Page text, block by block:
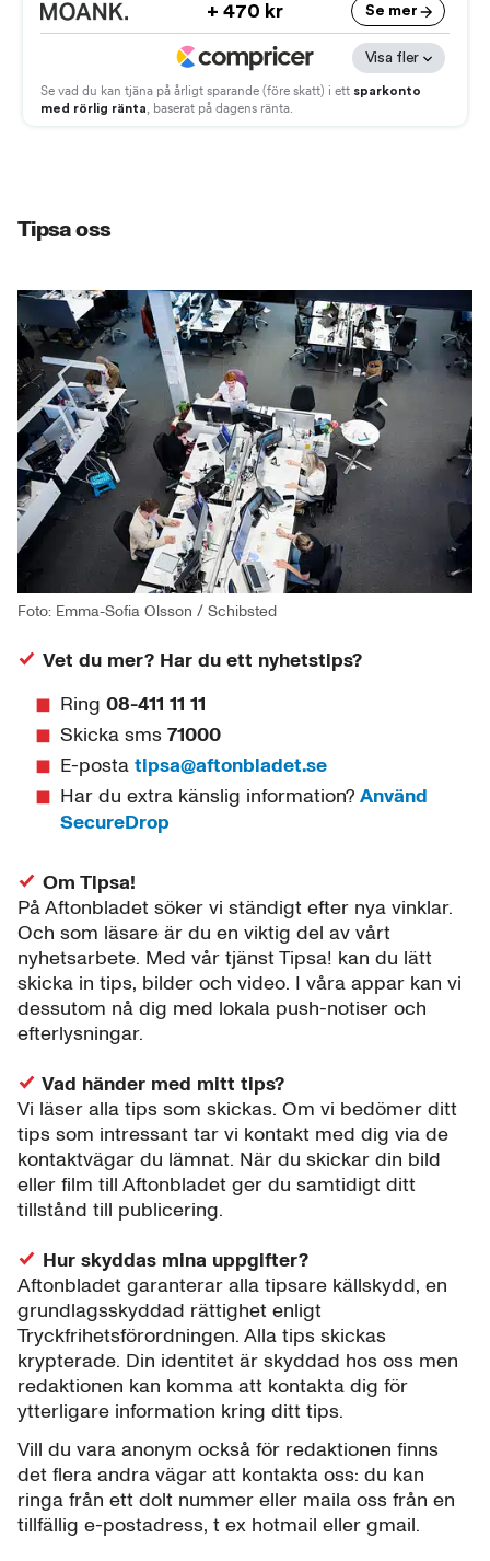
Tipsa oss
Foto: Emma-Sofia Olsson / Schibsted
Vet du mer? Har du ett nyhetstips?
Ring 08-411 11 11
Skicka sms 71000
E-posta tipsa@aftonbladet.se
Har du extra känslig information? Använd
SecureDrop
Om Tipsa!
På Aftonbladet söker vi ständigt efter nya vinklar.
Och som läsare är du en viktig del av vårt
nyhetsarbete. Med vår tjänst Tipsa! kan du lätt
skicka in tips, bilder och video. I våra appar kan vi
dessutom nå dig med lokala push-notiser och
efterlysningar.
Vad händer med mitt tips?
Vi läser alla tips som skickas. Om vi bedömer ditt
tips som intressant tar vi kontakt med dig via de
kontaktvägar du lämnat. När du skickar din bild
eller film till Aftonbladet ger du samtidigt ditt
tillstånd till publicering.
Hur skyddas mina uppgifter?
Aftonbladet garanterar alla tipsare källskydd, en
grundlagsskyddad rättighet enligt
Tryckfrihetsförordningen. Alla tips skickas
krypterade. Din identitet är skyddad hos oss men
redaktionen kan komma att kontakta dig för
ytterligare information kring ditt tips.
Vill du vara anonym också för redaktionen finns
det flera andra vägar att kontakta oss: du kan
ringa från ett dolt nummer eller maila oss från en
tillfällig e-postadress, t ex hotmail eller gmail.